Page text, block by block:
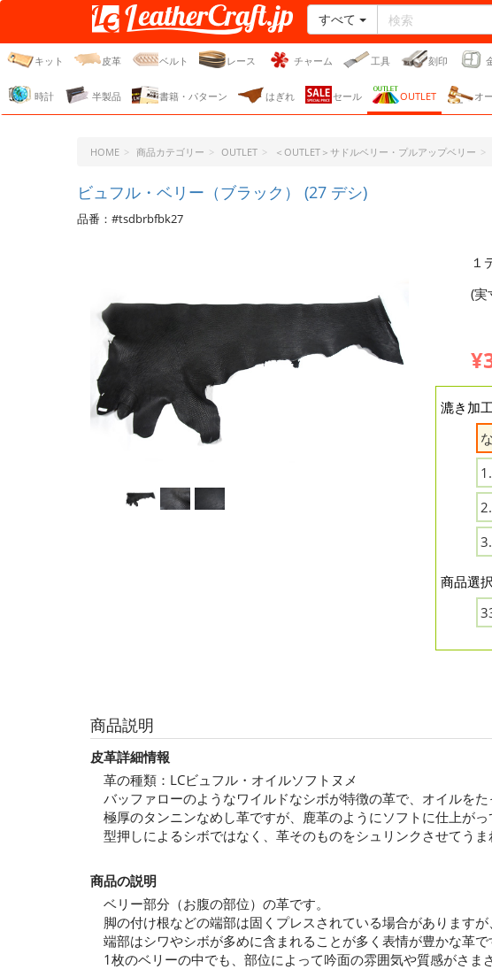
レザークラフト・ドット・
ジェーピー
すべて
キット 皮革 ベルト レース チャーム 工具 刻印
時計 半製品 書籍・パターン はぎれ セール OUTLET オ
HOME 商品カテゴリー OUTLET ＜OUTLET＞サドルベリー・プルアップベリー
ビュフル・ベリー（ブラック） (27 デシ)
品番：#tsdbrbfbk27
１
(実
漉き加
商品選
商品説明
皮革詳細情報
革の種類：LCビュフル・オイルソフトヌメ
バッファローのようなワイルドなシボが特徴の革で、オイルを
極厚のタンニンなめし革ですが、鹿革のようにソフトに仕上がっ
型押しによるシボではなく、革そのものをシュリンクさせてう
商品の説明
ベリー部分（お腹の部位）の革です。
脚の付け根などの端部は固くプレスされている場合があります
端部はシワやシボが多めに含まれることが多く表情が豊かな革で
1枚のベリーの中でも、部位によって吟面の雰囲気や質感がさま